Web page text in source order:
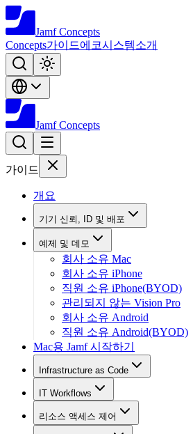
Jamf Concepts
Concepts가이드에코시스템소개
Jamf Concepts
가이드
개요
기기 신뢰, ID 및 배포
예제 및 데모
회사 소유 Mac
회사 소유 iPhone
직원 소유 iPhone(BYOD)
관리되지 않는 Vision Pro
회사 소유 Android
직원 소유 Android(BYOD)
Mac용 Jamf 시작하기
Infrastructure as Code
IT Workflows
리소스 액세스 제어